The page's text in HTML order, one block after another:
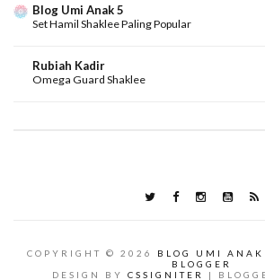
Blog Umi Anak 5
Set Hamil Shaklee Paling Popular
Rubiah Kadir
Omega Guard Shaklee
COPYRIGHT © 2026 BLOG UMI ANAK
BLOGGER
DESIGN BY CSSIGNITER |